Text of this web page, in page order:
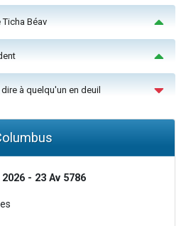
Béav
à quelqu'un en deuil
- 23 Av 5786